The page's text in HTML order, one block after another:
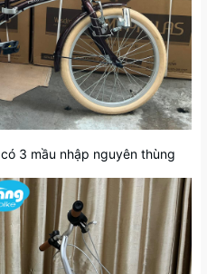
có 3 mầu nhập nguyên thùng